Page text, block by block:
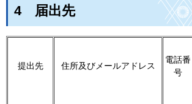
4 届出先
提出先 住所及びメールアドレス
電話番
号